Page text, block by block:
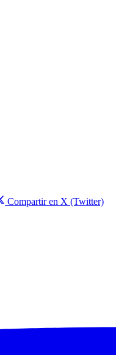
Compartir en X (Twitter)